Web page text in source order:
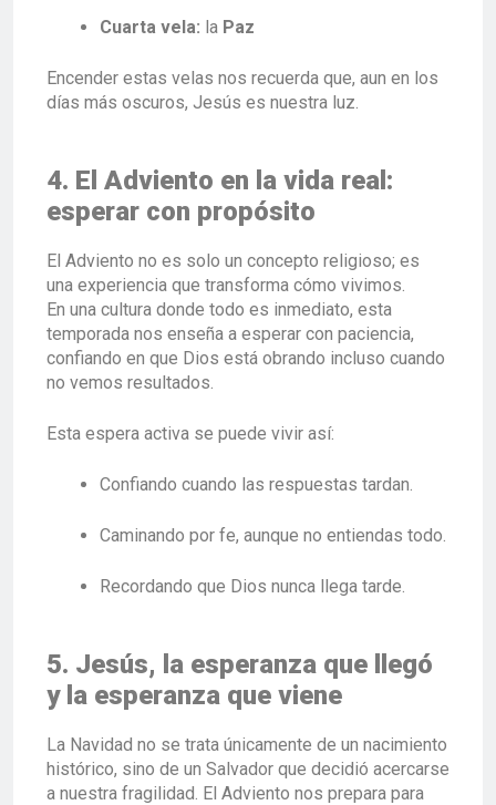
Cuarta vela: la Paz
Encender estas velas nos recuerda que, aun en los
días más oscuros, Jesús es nuestra luz.
4. El Adviento en la vida real:
esperar con propósito
El Adviento no es solo un concepto religioso; es
una experiencia que transforma cómo vivimos.
En una cultura donde todo es inmediato, esta
temporada nos enseña a esperar con paciencia,
confiando en que Dios está obrando incluso cuando
no vemos resultados.
Esta espera activa se puede vivir así:
Confiando cuando las respuestas tardan.
Caminando por fe, aunque no entiendas todo.
Recordando que Dios nunca llega tarde.
5. Jesús, la esperanza que llegó
y la esperanza que viene
La Navidad no se trata únicamente de un nacimiento
histórico, sino de un Salvador que decidió acercarse
a nuestra fragilidad. El Adviento nos prepara para